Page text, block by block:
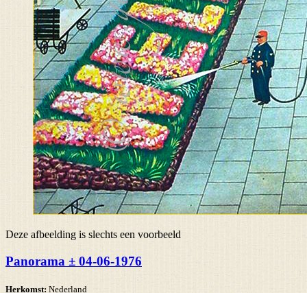
Deze afbeelding is slechts een voorbeeld
Panorama ± 04-06-1976
Herkomst: Nederland